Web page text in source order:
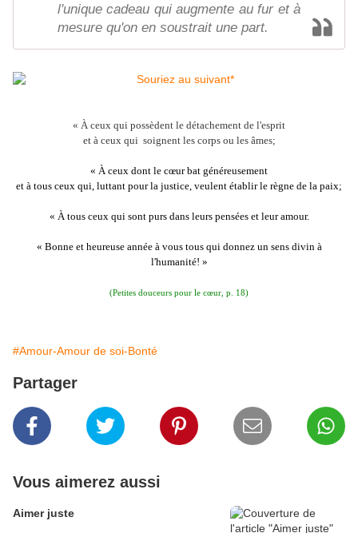
l'unique cadeau qui augmente au fur et à
mesure qu'on en soustrait une part.
« À ceux qui possèdent le détachement de l'esprit
et à ceux qui soignent les corps ou les âmes;
« À ceux dont le cœur bat généreusement
et à tous ceux qui, luttant pour la justice, veulent établir le règne de la paix;
« À tous ceux qui sont purs dans leurs pensées et leur amour.
« Bonne et heureuse année à vous tous qui donnez un sens divin à
l'humanité! »
(Petites douceurs pour le cœur , p. 18)
#Amour-Amour de soi-Bonté
Partager
Vous aimerez aussi
Aimer juste